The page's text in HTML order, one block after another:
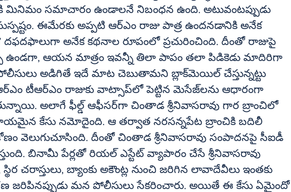
ఆర్‌ఎం రాజు పాత్ర ఉందనడానికి అనేక
అనేక కథనాల రూపంలో ప్రచురించింది. దీంతో రాజుపై
ఆయన మాత్రం ఇవన్నీ తిలా పాపం తలా పిడికెడు మాదిరిగా
అడిగితే ఇదే మాట చెబుతామని బ్లాక్‌మెయిల్‌ చేస్తున్నట్టు
చింతాడ శ్రీనివాసరావు గార బ్రాంచిలో
మాయమైన కేసు నమోదైంది. ఆ తర్వాత నరసన్నపేట బ్రాంచికి బదిలీ
వెలుగుచూసింది. దీంతో చింతాడ శ్రీనివాసరావు సంపాదనపై సీఐడీ
రియల్‌ ఎస్టేట్‌ వ్యాపారం చేసే శ్రీనివాసరావు
చరాస్తులు, బ్యాంకు అకౌంట్ల నుంచి జరిగిన లావాదేవీలు ఇంతకు
జరిపినప్పుడు మన పోలీసులు సేకరించారు. అయితే ఈ కేసు ఏమైందో